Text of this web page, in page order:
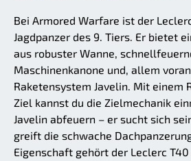
Bei Armored Warfare ist der
Jagdpanzer des 9. Tiers. Er bietet
aus robuster Wanne,
Maschinenkanone und, allem
Raketensystem Javelin. Mit einem
Ziel kannst du die Zielmechanik
Javelin abfeuern – er sucht sich
greift die schwache
Eigenschaft gehört der Leclerc